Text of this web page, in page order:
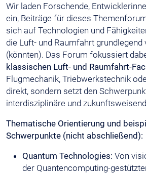
Wir laden Forschende,
ein, Beiträge für dieses
sich auf Technologien und
die Luft- und Raumfahrt grundlegend
(könnten). Das Forum fokussiert
klassischen Luft- und Raumfahrt-
Flugmechanik, Triebwerkstechnik
direkt, sondern setzt den
interdisziplinäre und
Thematische Orientierung und
Schwerpunkte (nicht abschließend):
Quantum Technologies: Von
der Quantencomputing-